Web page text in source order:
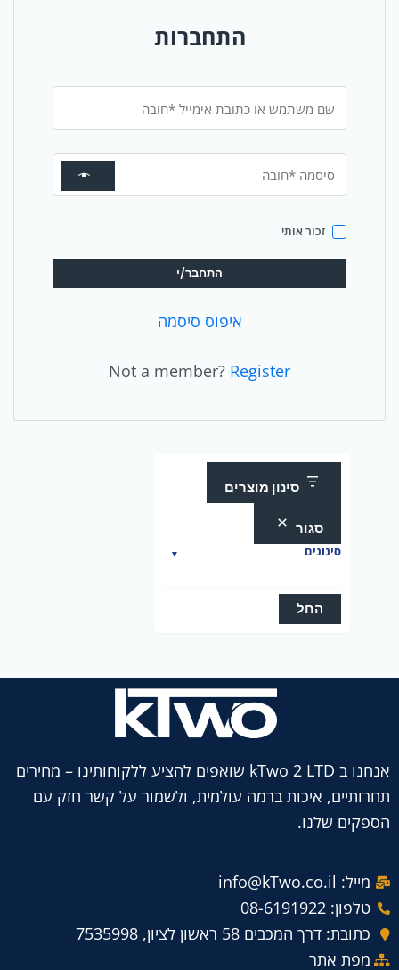
התחברות
זכור אותי
התחבר/י
איפוס סיסמה
Not a member? Register
סינון מוצרים
סגור
סינונים
החל
אנחנו ב kTwo 2 LTD שואפים להציע ללקוחותינו – מחירים
תחרותיים, איכות ברמה עולמית, ולשמור על קשר חזק עם
הספקים שלנו.
מייל: info@kTwo.co.il
טלפון: 08-6191922
כתובת: דרך המכבים 58 ראשון לציון, 7535998
מפת אתר